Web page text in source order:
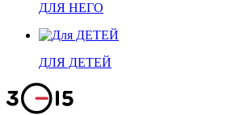
ДЛЯ НЕГО
ДЛЯ ДЕТЕЙ